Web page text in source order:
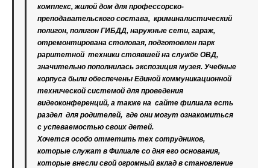
комплекс, жилой дом для профессорско-
преподавательского состава, криминалистический
полигон, полигон ГИБДД, наружные сети, гараж,
отремонтирована столовая, подготовлен парк
раритетной техники стоявшей на службе ОВД,
значительно пополнилась экспозиция музея. Учебные
корпуса были обеспечены Единой коммуникационной
технической системой для проведения
видеоконференций, а также на сайте филиала есть
раздел для родителей, где они могут ознакомиться
с успеваемостью своих детей.
Хочется особо отметить тех сотрудников,
которые служат в Филиале со дня его основания,
которые внесли свой огромный вклад в становление